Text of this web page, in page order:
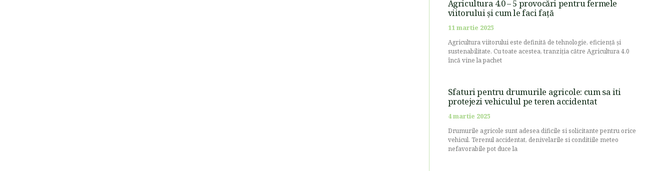
Agricultura 4.0 – 5 provocări pentru fermele
viitorului și cum le faci față
11 martie 2025
Agricultura viitorului este definită de tehnologie, eficiență și
sustenabilitate. Cu toate acestea, tranziția către Agricultura 4.0
încă vine la pachet
Sfaturi pentru drumurile agricole: cum sa iti
protejezi vehiculul pe teren accidentat
4 martie 2025
Drumurile agricole sunt adesea dificile si solicitante pentru orice
vehicul. Terenul accidentat, denivelarile si conditiile meteo
nefavorabile pot duce la